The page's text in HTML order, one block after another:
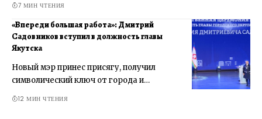
7 МИН ЧТЕНИЯ
«Впереди большая работа»: Дмитрий
Садовников вступил в должность главы
Якутска
Новый мэр принес присягу, получил
символический ключ от города и…
12 МИН ЧТЕНИЯ